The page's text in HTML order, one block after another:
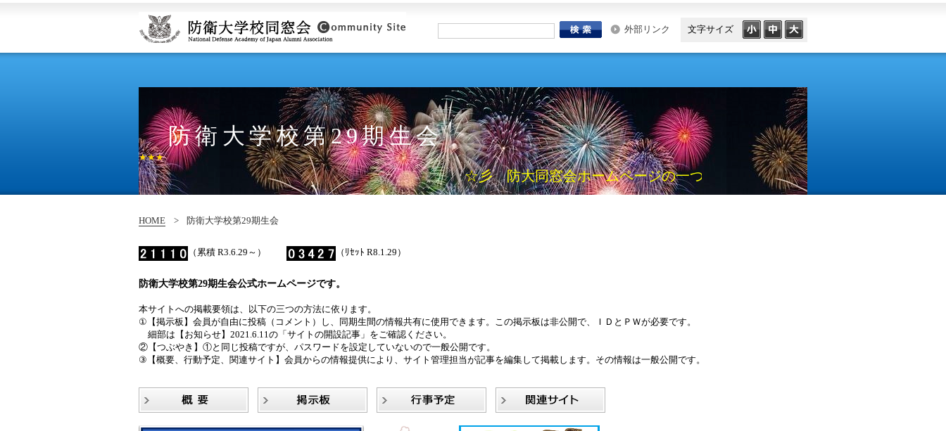
外部リンク 文字サイズ
防衛大学校第29期生会
★★★
☆彡 防大同窓会ホームページの一つのブログとして開設しています。活用
HOME > 防衛大学校第29期生会
（累積 R3.6.29～） （ﾘｾｯﾄ R8.1.29）
防衛大学校第29期生会公式ホームページです。
本サイトへの掲載要領は、以下の三つの方法に依ります。
①【掲示板】会員が自由に投稿（コメント）し、同期生間の情報共有に使用できます。この掲示板は非公開で、ＩＤとＰＷが必要です。
細部は【お知らせ】2021.6.11の「サイトの開設記事」をご確認ください。
②【つぶやき】①と同じ投稿ですが、パスワードを設定していないので一般公開です。
③【概要、行動予定、関連サイト】会員からの情報提供により、サイト管理担当が記事を編集して掲載します。その情報は一般公開です。